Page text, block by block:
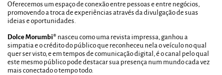
Oferecemos um espaço de conexão entre pessoas e entre negócios,
promovendo a troca de experiências através da divulgação de suas
ideias e oportunidades.
Dolce Morumbi® nasceu como uma revista impressa, ganhou a
simpatia e o crédito do público que reconheceu nela o veículo no qual
quer ser visto, e em tempos de comunicação digital, é o canal pelo qual
este mesmo público pode destacar sua presença num mundo cada vez
mais conectado o tempo todo.